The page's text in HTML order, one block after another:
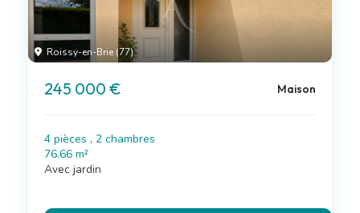
Roissy-en-Brie (77)
245 000 € Maison
4 pièces , 2 chambres
76.66 m²
Avec jardin